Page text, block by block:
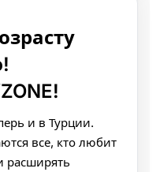
и в Турции.
все, кто любит
расширять